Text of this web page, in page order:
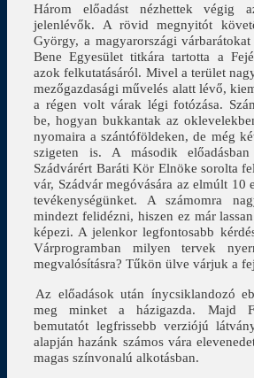
Három előadást nézhettek végig
jelenlévők. A rövid megnyitót
György, a magyarországi
Bene Egyesület titkára tartotta a
azok felkutatásáról. Mivel a terület
mezőgazdasági művelés alatt lévő,
a régen volt várak légi fotózása.
be, hogyan bukkantak az
nyomaira a szántóföldeken, de még
szigeten is. A második
Szádvárért Baráti Kör Elnöke sorolta
vár, Szádvár megóvására az elmúlt 10
tevékenységünket. A számomra
mindezt felidézni, hiszen ez már
képezi. A jelenkor legfontosabb
Várprogramban milyen tervek
megvalósításra? Tűkön ülve várjuk a
Az előadások után ínycsiklandozó
meg minket a házigazda. Majd
bemutatót legfrissebb verziójú
alapján hazánk számos vára
magas színvonalú alkotásban.